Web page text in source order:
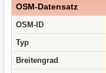
OSM-Datensatz
OSM-ID
Typ
Breitengrad